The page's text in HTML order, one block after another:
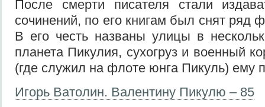
После смерти писателя стали
сочинений, по его книгам был снят ряд
В его честь названы улицы в
планета Пикулия, сухогруз и военный
(где служил на флоте юнга Пикуль) ему
Игорь Ватолин. Валентину Пикулю – 85